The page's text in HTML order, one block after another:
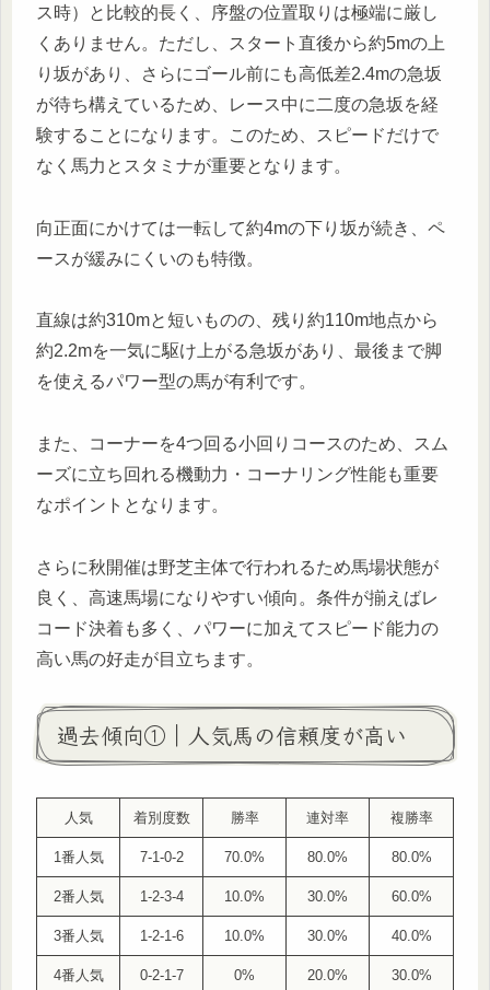
ス時）と比較的長く、序盤の位置取りは極端に厳し
くありません。ただし、スタート直後から約5mの上
り坂があり、さらにゴール前にも高低差2.4mの急坂
が待ち構えているため、レース中に二度の急坂を経
験することになります。このため、スピードだけで
なく馬力とスタミナが重要となります。
向正面にかけては一転して約4mの下り坂が続き、ペ
ースが緩みにくいのも特徴。
直線は約310mと短いものの、残り約110m地点から
約2.2mを一気に駆け上がる急坂があり、最後まで脚
を使えるパワー型の馬が有利です。
また、コーナーを4つ回る小回りコースのため、スム
ーズに立ち回れる機動力・コーナリング性能も重要
なポイントとなります。
さらに秋開催は野芝主体で行われるため馬場状態が
良く、高速馬場になりやすい傾向。条件が揃えばレ
コード決着も多く、パワーに加えてスピード能力の
高い馬の好走が目立ちます。
過去傾向①｜人気馬の信頼度が高い
人気 着別度数 勝率 連対率 複勝率
1番人気 7-1-0-2 70.0% 80.0% 80.0%
2番人気 1-2-3-4 10.0% 30.0% 60.0%
3番人気 1-2-1-6 10.0% 30.0% 40.0%
4番人気 0-2-1-7 0% 20.0% 30.0%